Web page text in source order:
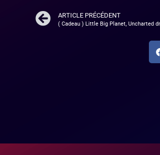
ARTICLE PRÉCÉDENT
( Cadeau ) Little Big Planet, Uncharted